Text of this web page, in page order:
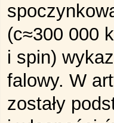
(c≈300 000
i spin)
falowy. W
zostały